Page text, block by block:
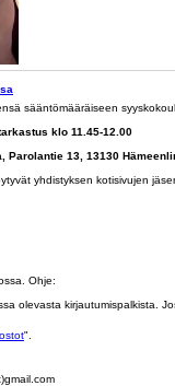
sääntömääräiseen
klo 11.45-12.00
Parolantie 13, 13130
yhdistyksen kotisivujen
Ohje:
olevasta kirjautumispalkista.
".